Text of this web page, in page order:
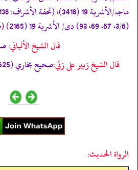
(3/6، 67، 69، 93) دی/ الأشربة 19 (2165) (صحیح)»
قال الشيخ الألباني:
قال الشيخ زبير على زئي:صحيح بخاري (5625) صحيح مسلم (2023)
الرواة الحديث: